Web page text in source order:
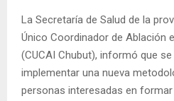
La Secretaría de Salud de la
Único Coordinador de Ablación
(CUCAI Chubut), informó que
implementar una nueva
personas interesadas en